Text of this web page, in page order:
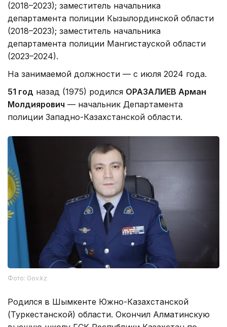
(2018–2023); заместитель начальника
департамента полиции Кызылординской области
(2018–2023); заместитель начальника
департамента полиции Мангистауской области
(2023–2024).
На занимаемой должности — с июля 2024 года.
51 год назад (1975) родился ОРАЗАЛИЕВ Арман
Молдиярович — начальник Департамента
полиции Западно-Казахстанской области.
Фото: Gov.kz
Родился в Шымкенте Южно-Казахстанской
(Туркестанской) области. Окончил Алматинскую